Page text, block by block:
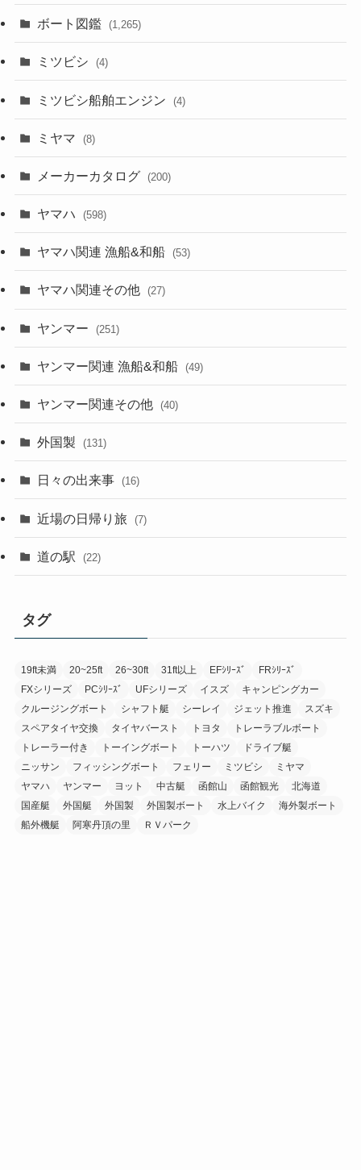
ボート図鑑 (1,265)
ミツビシ (4)
ミツビシ船舶エンジン (4)
ミヤマ (8)
メーカーカタログ (200)
ヤマハ (598)
ヤマハ関連 漁船&和船 (53)
ヤマハ関連その他 (27)
ヤンマー (251)
ヤンマー関連 漁船&和船 (49)
ヤンマー関連その他 (40)
外国製 (131)
日々の出来事 (16)
近場の日帰り旅 (7)
道の駅 (22)
タグ
19ft未満 20~25ft 26~30ft 31ft以上 EFｼﾘｰｽﾞ
FRｼﾘｰｽﾞ
FXシリーズ
PCｼﾘｰｽﾞ UFシリーズ イスズ
キャンピングカー
クルージングボート
シャフト艇 シーレイ ジェット推進
スズキ
スペアタイヤ交換
タイヤバースト トヨタ
トレーラブルボート
トレーラー付き
トーイングボート トーハツ
ドライブ艇
ニッサン
フィッシングボート フェリー ミツビシ
ミヤマ
ヤマハ
ヤンマー ヨット 中古艇 函館山 函館観光
北海道
国産艇
外国艇 外国製 外国製ボート 水上バイク
海外製ボート
船外機艇
阿寒丹頂の里 ＲＶパーク